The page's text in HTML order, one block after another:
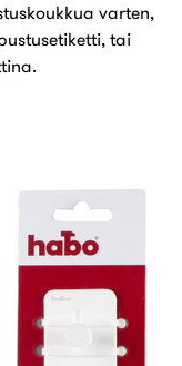
varten,
tai